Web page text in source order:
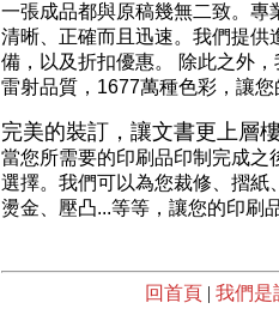
一張成品都與原稿幾無二致。專
清晰、正確而且迅速。我們提供
備，以及折扣優惠。 除此之外
雷射品質，1677萬種色彩，讓
完美的裝訂，讓文書更上層
當您所需要的印刷品印制完成之
選擇。我們可以為您裁修、摺紙
燙金、壓凸...等等，讓您的印刷
回首頁 | 我們是